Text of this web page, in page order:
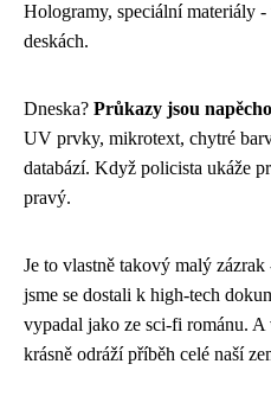
Hologramy, speciální materiály
deskách.
Dneska? Průkazy jsou
UV prvky, mikrotext, chytré
databází. Když policista ukáže
pravý.
Je to vlastně takový malý
jsme se dostali k high-tech
vypadal jako ze sci-fi románu.
krásně odráží příběh celé naší